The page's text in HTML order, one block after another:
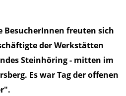
BesucherInnen freuten sich
der Werkstätten
Steinhöring - mitten im
Es war Tag der offenen